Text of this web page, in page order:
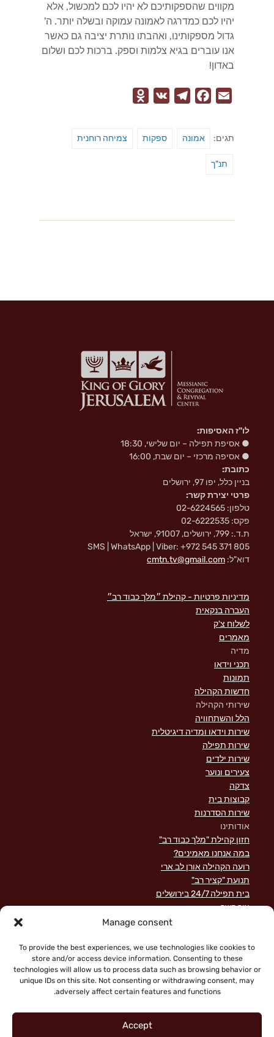
Manage consent
To provide the best experiences, we use technologies like cookies to
store and/or access device information. Consenting to these
technologies will allow us to process data such as browsing behavior or
unique IDs on this site. Not consenting or withdrawing consent, may
adversely affect certain features and functions.
Accept
מקווים שהספקותיכם לא יהיו לכם למכשול, אלא
יהיו לכם כמדרגה לאמונה עמוקה ובשלה יותר. ה'
גדול מספקותינו, ואהבתו נותרת יציבה גם כאשר
אנו עוברים בגיא צלמות וספק. ברכות לכם ושלום
באדון!
i
l
e
s
תגים: אמונה ספקות צמיחה רוחנית
תנ"ך
לו"ז האסיפות:
● אסיפת תפילה – יום שלישי, 18:30
● אסיפה מרכזי – יום שבת, 16:00
כתובת:
בניין כלל, יפו 97, ירושלים
פרטי יצירת קשר:
טלפון: 02-6224565
פקס: 02-6222535
ת.ד.: 799, ירושלים, 91007, ישראל
SMS | WhatsApp | Viber: +972 545 371 805
דוא"ל: cmtn.tv@gmail.com
מדיניות פרטיות - קהילת ״מלך כבוד רב״
העברה בנקאית
לשלוח צ'ק
מאמרים
מדיה
תכני וידאו
תמונות
חדשות הקהילה
שירותי הקהילה
הלל והשתחוויה
שירות וידאו ומדיה דיגיטלית
שירות תפילה
שירות ילדים
צעירים ונוער
צדקה
קבוצות בית
שירות הסדרנות
אודותינו
חזון קהילת "מלך כבוד רב"
במה אנחנו מאמינים?
רועה הקהילה אורן לב ארי
תנועת "קציר רב"
בית תפילה 24/7 בירושלים
צור קשר
השקפה מקראית על שירות לישראל
תרומות